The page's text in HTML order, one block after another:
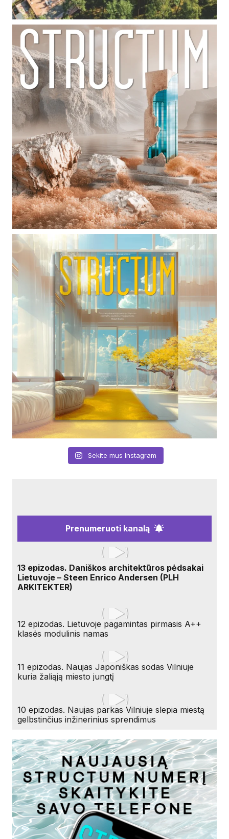
Sekite mus Instagram
Prenumeruoti kanalą
13 epizodas. Daniškos architektūros pėdsakai
Lietuvoje – Steen Enrico Andersen (PLH
ARKITEKTER)
12 epizodas. Lietuvoje pagamintas pirmasis A++
klasės modulinis namas
11 epizodas. Naujas Japoniškas sodas Vilniuje
kuria žaliąją miesto jungtį
10 epizodas. Naujas parkas Vilniuje slepia miestą
gelbstinčius inžinerinius sprendimus